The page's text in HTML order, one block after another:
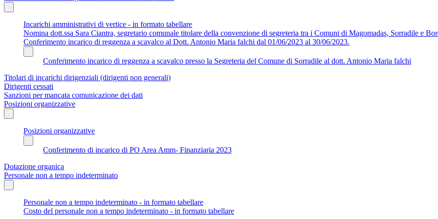
Incarichi amministrativi di vertice - in formato tabellare
Nomina dott.ssa Sara Ciantra, segretario comunale titolare della convenzione di segreteria tra i Comuni di Magomadas, Sorradile e
Conferimento incarico di reggenza a scavalco al Dott. Antonio Maria falchi dal 01/06/2023 al 30/06/2023.
Conferimento incarico di reggenza a scavalco presso la Segreteria del Comune di Sorradile al dott. Antonio Maria falchi
Titolari di incarichi dirigenziali (dirigenti non generali)
Dirigenti cessati
Sanzioni per mancata comunicazione dei dati
Posizioni organizzative
Posizioni organizzative
Conferimento di incarico di PO Area Amm- Finanziaria 2023
Dotazione organica
Personale non a tempo indeterminato
Personale non a tempo indeterminato - in formato tabellare
Costo del personale non a tempo indeterminato - in formato tabellare